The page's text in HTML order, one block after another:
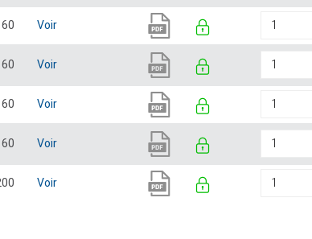
Voir
Voir
Voir
Voir
Voir